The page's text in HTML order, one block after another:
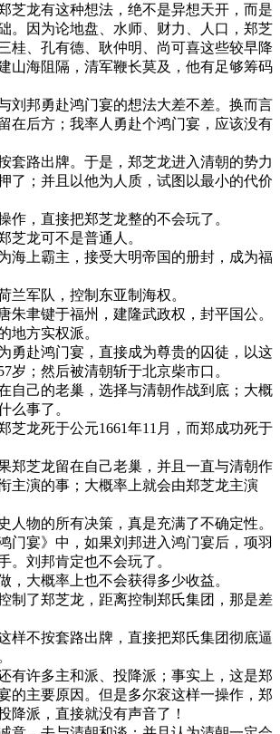
芝龙有这种想法，绝不是异想天开，而是
。因为论地盘、水师、财力、人口，郑芝
桂、孔有德、耿仲明、尚可喜这些较早降
山海阻隔，清军鞭长莫及，他有足够筹码
刘邦勇赴鸿门宴的想法大差不差。换而言
在后方；我率人勇赴个鸿门宴，应该没有
套路出牌。于是，郑芝龙进入清朝的势力
了；并且以他为人质，试图以最小的代价
作，直接把郑芝龙整的不会玩了。
芝龙可不是普通人。
海上霸主，接受大明帝国的册封，成为福
兰军队，控制东亚制海权。
朱聿键于福州，建隆武政权，封平国公。
地方实权派。
勇赴鸿门宴，直接成为尊贵的囚徒，以这
岁；然后被清朝斩于北京柴市口。
自己的老巢，选择与清朝作战到底；大概
么事了。
芝龙死于公元1661年11月，而郑成功死于
郑芝龙留在自己老巢，并且一直与清朝作
主演的事；大概率上就会由郑芝龙主演
人物的所有决策，真是充满了不确定性。
门宴》中，如果刘邦进入鸿门宴后，项羽
。刘邦肯定也不会玩了。
，大概率上也不会获得多少收益。
制了郑芝龙，距离控制郑氏集团，那是差
样不按套路出牌，直接把郑氏集团彻底逼
有许多主和派、投降派；事实上，这是郑
的主要原因。但是多尔衮这样一操作，郑
降派，直接就没有声音了！